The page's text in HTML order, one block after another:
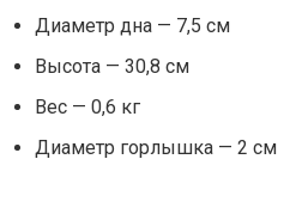
Диаметр дна — 7,5 см
Высота — 30,8 см
Вес — 0,6 кг
Диаметр горлышка — 2 см